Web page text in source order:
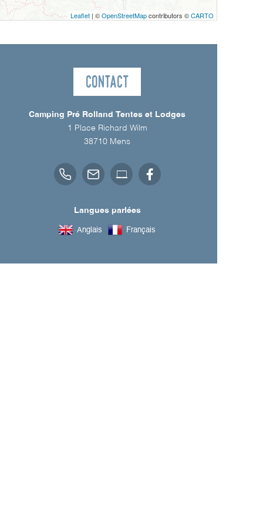
Leaflet | ©OpenStreetMapcontributors ©CARTO
Contact
Camping Pré Rolland Tentes et Lodges
1 Place Richard Wilm
38710 Mens
Langues parlées
Anglais Français